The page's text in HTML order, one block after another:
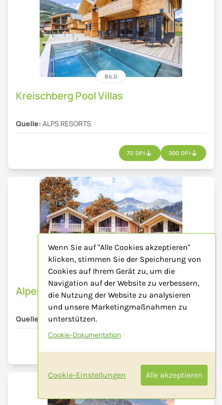
BILD
Kreischberg Pool Villas
Quelle: ALPS RESORTS
72 DPI 300 DPI
BILD
Alpenchalets Biberwier Zugspitze
Quelle: ALPS RESORTS
Wenn Sie auf "Alle Cookies akzeptieren"
klicken, stimmen Sie der Speicherung von
Cookies auf Ihrem Gerät zu, um die
Navigation auf der Website zu verbessern,
die Nutzung der Website zu analysieren
und unsere Marketingmaßnahmen zu
unterstützen.
Cookie-Dokumentation
Cookie-Einstellungen Alle akzeptieren